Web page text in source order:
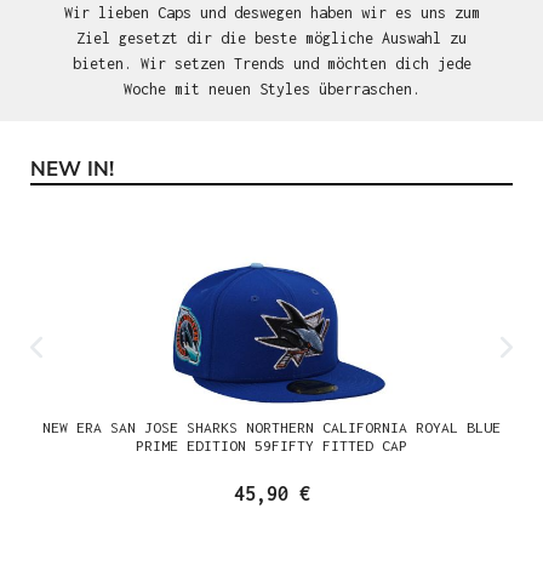
Wir lieben Caps und deswegen haben wir es uns zum
Ziel gesetzt dir die beste mögliche Auswahl zu
bieten. Wir setzen Trends und möchten dich jede
Woche mit neuen Styles überraschen.
Produktgalerie überspringen
NEW IN!
NEW ERA SAN JOSE SHARKS NORTHERN CALIFORNIA ROYAL BLUE
PRIME EDITION 59FIFTY FITTED CAP
45,90 €